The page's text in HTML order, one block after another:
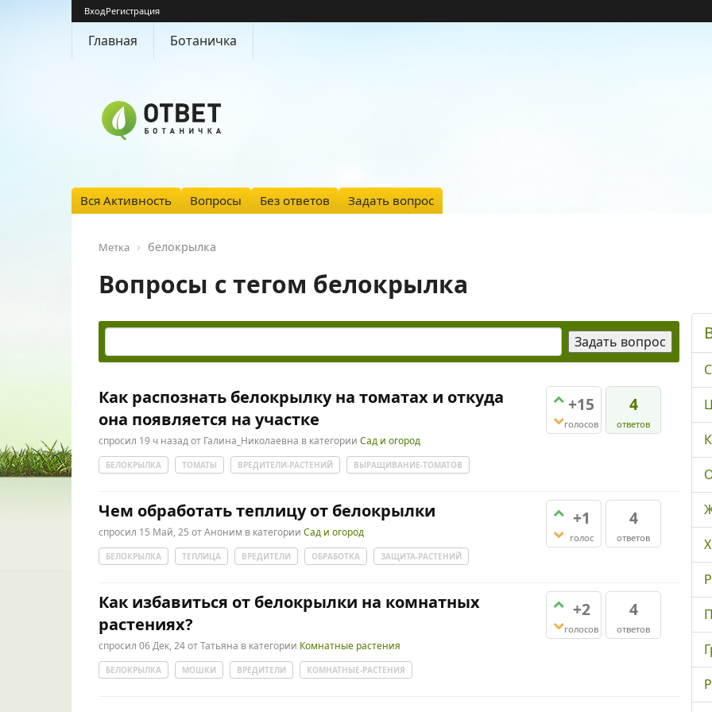
ВходРегистрация
Главная Ботаничка
Вся Активность Вопросы Без ответов Задать вопрос
Метка белокрылка
Вопросы с тегом белокрылка
+15
голосов
4
ответов
Как распознать белокрылку на томатах и откуда
она появляется на участке
спросил 19 ч назадот Галина_Николаевна в категории Сад и огород
БЕЛОКРЫЛКА ТОМАТЫ ВРЕДИТЕЛИ-РАСТЕНИЙ ВЫРАЩИВАНИЕ-ТОМАТОВ
+1
голос
4
ответов
Чем обработать теплицу от белокрылки
спросил 15 Май, 25 отАноним в категории Сад и огород
БЕЛОКРЫЛКА ТЕПЛИЦА ВРЕДИТЕЛИ ОБРАБОТКА ЗАЩИТА-РАСТЕНИЙ
+2
голосов
4
ответов
Как избавиться от белокрылки на комнатных
растениях?
спросил 06 Дек, 24отТатьяна в категории Комнатные растения
БЕЛОКРЫЛКА МОШКИ ВРЕДИТЕЛИ КОМНАТНЫЕ-РАСТЕНИЯ